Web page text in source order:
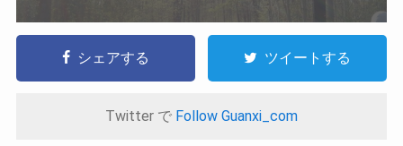
シェアする ツイートする
Twitter で Follow Guanxi_com